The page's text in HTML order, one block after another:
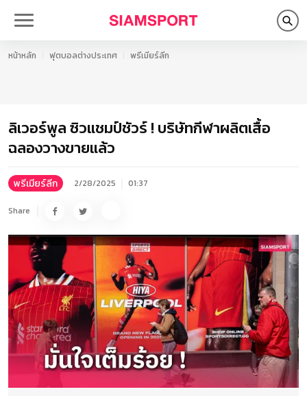
หน้าหลัก ฟุตบอลต่างประเทศ พรีเมียร์ลีก
ลิเวอร์พูล ซิวแชมป์ชัวร์ ! บริษัทกีฬาผลิตเสื้อ
ฉลองวางขายแล้ว
พรีเมียร์ลีก 2/28/2025 01:37
Share